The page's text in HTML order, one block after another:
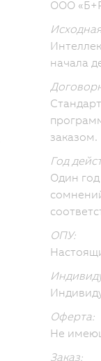
ООО
начала
заказом.
Год
Один
ОПУ:
Оферта:
Не
Заказ: